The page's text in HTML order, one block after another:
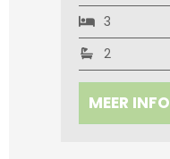
3
2
MEER INFO